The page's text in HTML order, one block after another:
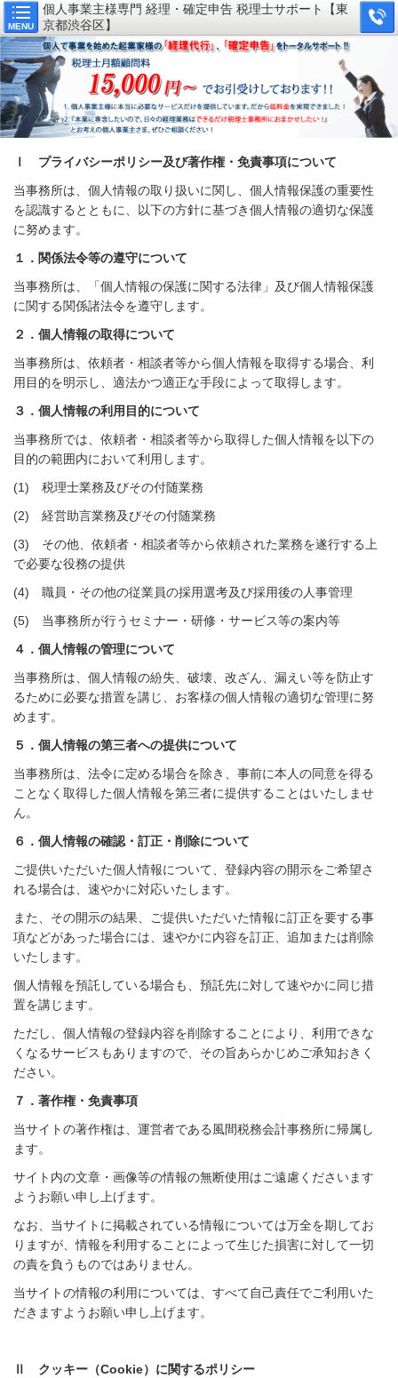
MENU
個人事業主様専門 経理・確定申告 税理士サポート【東
京都渋谷区】
Ⅰ プライバシーポリシー及び著作権・免責事項について
当事務所は、個人情報の取り扱いに関し、個人情報保護の重要性
を認識するとともに、以下の方針に基づき個人情報の適切な保護
に努めます。
１．関係法令等の遵守について
当事務所は、「個人情報の保護に関する法律」及び個人情報保護
に関する関係諸法令を遵守します。
２．個人情報の取得について
当事務所は、依頼者・相談者等から個人情報を取得する場合、利
用目的を明示し、適法かつ適正な手段によって取得します。
３．個人情報の利用目的について
当事務所では、依頼者・相談者等から取得した個人情報を以下の
目的の範囲内において利用します。
(1) 税理士業務及びその付随業務
(2) 経営助言業務及びその付随業務
(3) その他、依頼者・相談者等から依頼された業務を遂行する上
で必要な役務の提供
(4) 職員・その他の従業員の採用選考及び採用後の人事管理
(5) 当事務所が行うセミナー・研修・サービス等の案内等
４．個人情報の管理について
当事務所は、個人情報の紛失、破壊、改ざん、漏えい等を防止す
るために必要な措置を講じ、お客様の個人情報の適切な管理に努
めます。
５．個人情報の第三者への提供について
当事務所は、法令に定める場合を除き、事前に本人の同意を得る
ことなく取得した個人情報を第三者に提供することはいたしませ
ん。
６．個人情報の確認・訂正・削除について
ご提供いただいた個人情報について、登録内容の開示をご希望さ
れる場合は、速やかに対応いたします。
また、その開示の結果、ご提供いただいた情報に訂正を要する事
項などがあった場合には、速やかに内容を訂正、追加または削除
いたします。
個人情報を預託している場合も、預託先に対して速やかに同じ措
置を講じます。
ただし、個人情報の登録内容を削除することにより、利用できな
くなるサービスもありますので、その旨あらかじめご承知おきく
ださい。
７．著作権・免責事項
当サイトの著作権は、運営者である風間税務会計事務所に帰属し
ます。
サイト内の文章・画像等の情報の無断使用はご遠慮くださいます
ようお願い申し上げます。
なお、当サイトに掲載されている情報については万全を期してお
りますが、情報を利用することによって生じた損害に対して一切
の責を負うものではありません。
当サイトの情報の利用については、すべて自己責任でご利用いた
だきますようお願い申し上げます。
Ⅱ クッキー（Cookie）に関するポリシー